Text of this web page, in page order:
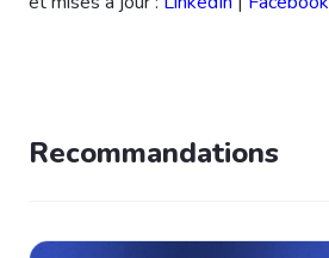
Recommandations